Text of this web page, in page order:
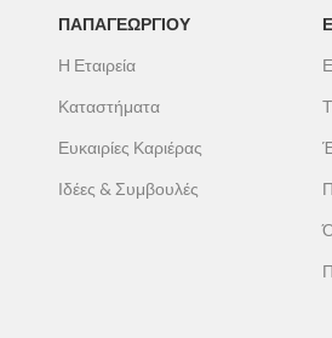
ΠΑΠΑΓΕΩΡΓΊΟΥ
Η Εταιρεία
Καταστήματα
Ευκαιρίες Καριέρας
Ιδέες & Συμβουλές